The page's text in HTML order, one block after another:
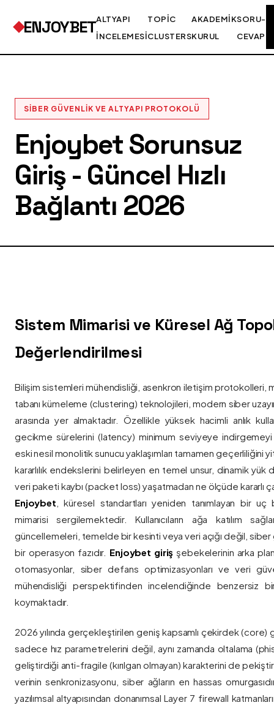
ENJOYBETALTYAPI
İNCELEMESI
TOPIC
CLUSTERS
AKADEMIK
KURUL
SORU-
CEVAP
SIBER GÜVENLIK VE ALTYAPI PROTOKOLÜ
Enjoybet Sorunsuz
Giriş - Güncel Hızlı
Bağlantı 2026
Sistem Mimarisi ve Küresel Ağ
Değerlendirilmesi
Bilişim sistemleri mühendisliği, asenkron iletişim protokolleri,
tabanı kümeleme (clustering) teknolojileri, modern siber
arasında yer almaktadır. Özellikle yüksek hacimli anlık
gecikme sürelerini (latency) minimum seviyeye
eski nesil monolitik sunucu yaklaşımları tamamen geçerliliğini
kararlılık endekslerini belirleyen en temel unsur, dinamik yük
veri paketi kaybı (packet loss) yaşatmadan ne ölçüde kararlı
Enjoybet , küresel standartları yeniden tanımlayan bir
mimarisi sergilemektedir. Kullanıcıların ağa katılım
güncellemeleri, temelde bir kesinti veya veri açığı değil, siber
bir operasyon fazıdır. Enjoybet giriş şebekelerinin arka
otomasyonlar, siber defans optimizasyonları ve veri
mühendisliği perspektifinden incelendiğinde benzersiz
koymaktadır.
2026 yılında gerçekleştirilen geniş kapsamlı çekirdek
sadece hız parametrelerini değil, aynı zamanda oltalama
geliştirdiği anti-fragile (kırılgan olmayan) karakterini de
verinin senkronizasyonu, siber ağların en hassas
yazılımsal altyapısından donanımsal Layer 7 firewall